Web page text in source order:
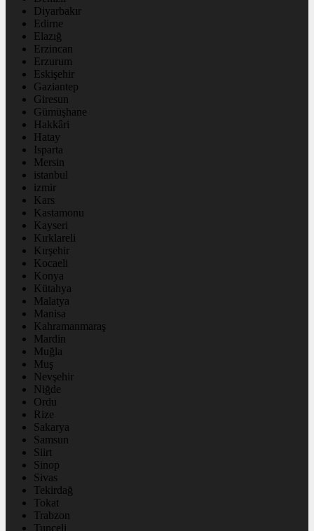
Diyarbakır
Edirne
Elazığ
Erzincan
Erzurum
Eskişehir
Gaziantep
Giresun
Gümüşhane
Hakkâri
Hatay
Isparta
Mersin
istanbul
izmir
Kars
Kastamonu
Kayseri
Kırklareli
Kırşehir
Kocaeli
Konya
Kütahya
Malatya
Manisa
Kahramanmaraş
Mardin
Muğla
Muş
Nevşehir
Niğde
Ordu
Rize
Sakarya
Samsun
Siirt
Sinop
Sivas
Tekirdağ
Tokat
Trabzon
Tunceli